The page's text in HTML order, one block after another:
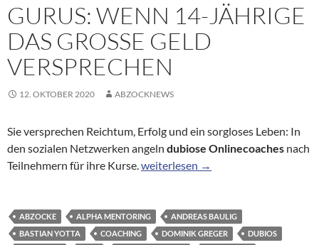
GURUS: WENN 14-JÄHRIGE
DAS GROSSE GELD V
ERSPRECHEN
12. OKTOBER 2020 ABZOCKNEWS
Sie versprechen Reichtum, Erfolg und ein sorgloses Leben: In
den sozialen Netzwerken angeln dubiose Onlinecoaches nach
Teilnehmern für ihre Kurse.Dubiose Internet-Gurus: Wenn 14-
weiterlesen →
ABZOCKE ALPHA MENTORING
ANDREAS BAULIG
BASTIAN YOTTA
COACHING DOMINIK GREGER
DUBIOS